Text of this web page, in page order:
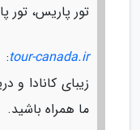
تور پاریس، تور
tour-canada.ir
:
ما همراه باشید.